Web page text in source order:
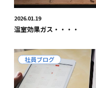
2026.01.19
温室効果ガス・・・・
社員ブログ